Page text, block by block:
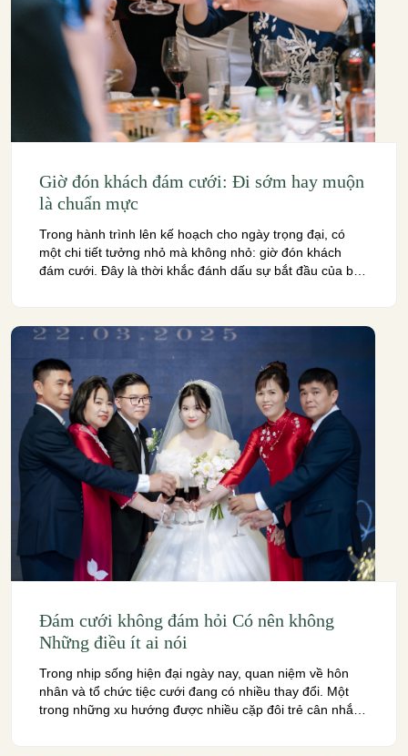
Giờ đón khách đám cưới: Đi sớm hay muộn
là chuẩn mực
Trong hành trình lên kế hoạch cho ngày trọng đại, có
một chi tiết tưởng nhỏ mà không nhỏ: giờ đón khách
đám cưới. Đây là thời khắc đánh dấu sự bắt đầu của bữa
Đám cưới không đám hỏi Có nên không
Những điều ít ai nói
Trong nhịp sống hiện đại ngày nay, quan niệm về hôn
nhân và tổ chức tiệc cưới đang có nhiều thay đổi. Một
trong những xu hướng được nhiều cặp đôi trẻ cân nhắc